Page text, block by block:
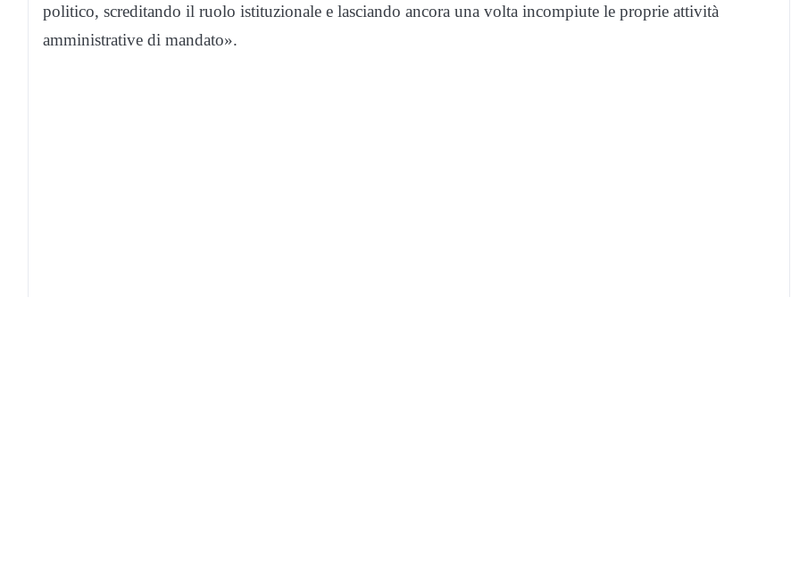
politico, screditando il ruolo istituzionale e lasciando ancora una volta incompiute le proprie attività
amministrative di mandato».